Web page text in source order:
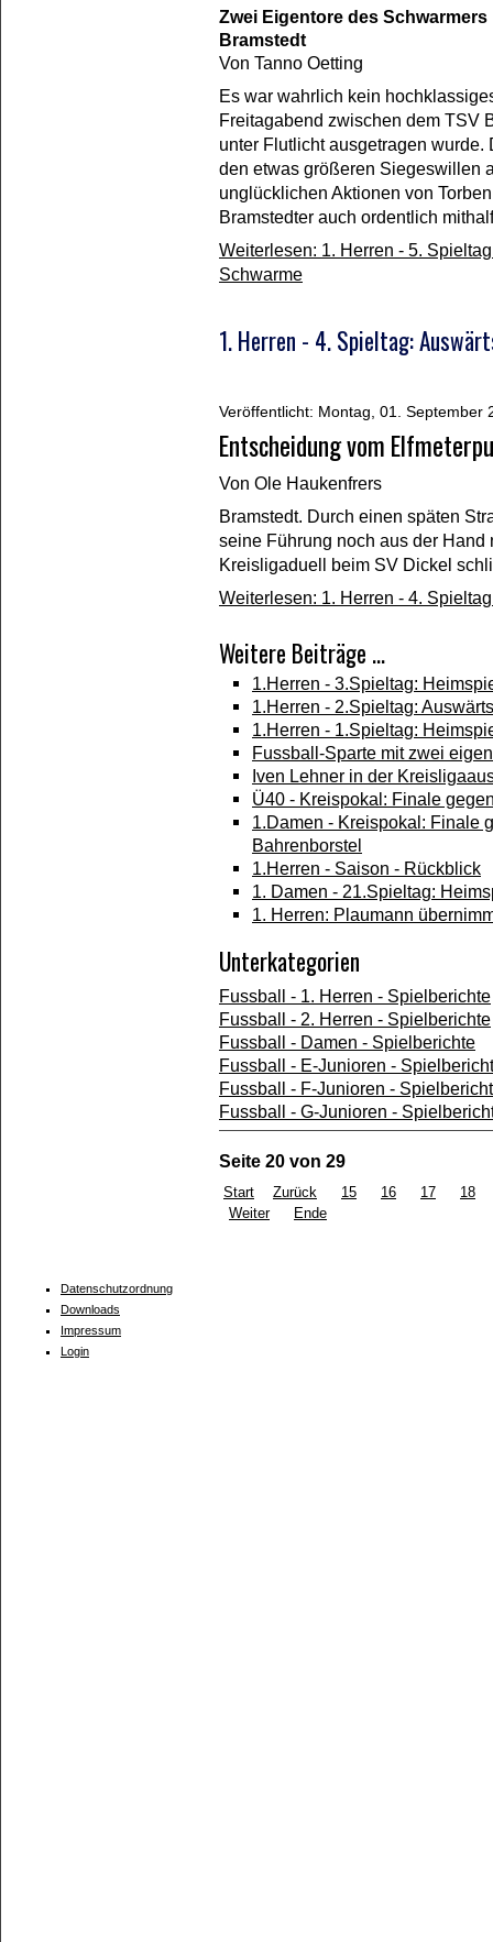
Zwei Eigentore des
Bramstedt
Von Tanno Oetting
Es war wahrlich kein
Freitagabend zwischen dem TSV
unter Flutlicht ausgetragen
den etwas größeren Siegeswillen
unglücklichen Aktionen von
Bramstedter auch ordentlich
Weiterlesen: 1. Herren - 5.
Schwarme
1. Herren - 4. Spieltag:
Veröffentlicht: Montag, 01. September
Entscheidung vom
Von Ole Haukenfrers
Bramstedt. Durch einen späten
seine Führung noch aus der
Kreisligaduell beim SV Dickel
Weiterlesen: 1. Herren - 4.
Weitere Beiträge ...
1.Herren - 3.Spieltag:
1.Herren - 2.Spieltag:
1.Herren - 1.Spieltag:
Fussball-Sparte mit zwei
Iven Lehner in der
Ü40 - Kreispokal: Finale
1.Damen - Kreispokal: Finale
Bahrenborstel
1.Herren - Saison - Rückblick
1. Damen - 21.Spieltag:
1. Herren: Plaumann
Unterkategorien
Fussball - 1. Herren - Spielberichte
Fussball - 2. Herren - Spielberichte
Fussball - Damen - Spielberichte
Fussball - E-Junioren -
Fussball - F-Junioren -
Fussball - G-Junioren -
Seite 20 von 29
Start Zurück 15 16 17
18
Weiter
Ende
Datenschutzordnung
Downloads
Impressum
Login